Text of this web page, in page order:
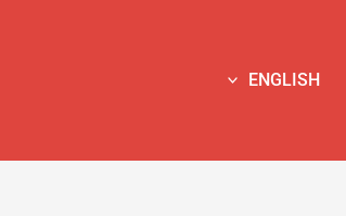
ENGLISH